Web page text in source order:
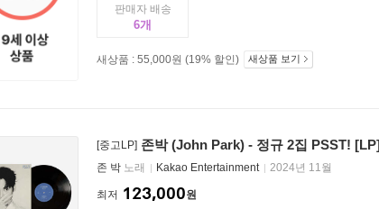
판매자 배송
6
새상품 : 55,000원 (19% 할인) 새상품 보기
[중고LP] 존박 (John Park) - 정규 2집 PSST!
존 박 노래 Kakao Entertainment 2024년 11월
최저 123,000원